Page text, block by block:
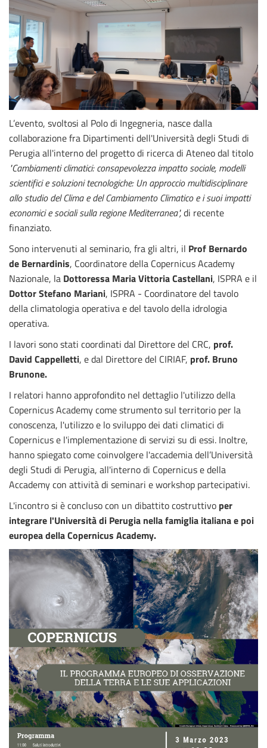
L’evento, svoltosi al Polo di Ingegneria, nasce dalla
collaborazione fra Dipartimenti dell'Università degli Studi di
Perugia all'interno del progetto di ricerca di Ateneo dal titolo
"Cambiamenti climatici: consapevolezza impatto sociale, modelli
scientifici e soluzioni tecnologiche: Un approccio multidisciplinare
allo studio del Clima e del Cambiamento Climatico e i suoi impatti
economici e sociali sulla regione Mediterranea",di recente
finanziato.
Sono intervenuti al seminario, fra gli altri, il Prof Bernardo
de Bernardinis, Coordinatore della Copernicus Academy
Nazionale, la Dottoressa Maria Vittoria Castellani, ISPRA e il
Dottor Stefano Mariani, ISPRA - Coordinatore del tavolo
della climatologia operativa e del tavolo della idrologia
operativa.
I lavori sono stati coordinati dal Direttore del CRC, prof.
David Cappelletti, e dal Direttore del CIRIAF, prof. Bruno
Brunone.
I relatori hanno approfondito nel dettaglio l'utilizzo della
Copernicus Academy come strumento sul territorio per la
conoscenza, l'utilizzo e lo sviluppo dei dati climatici di
Copernicus e l'implementazione di servizi su di essi. Inoltre,
hanno spiegato come coinvolgere l'accademia dell’Università
degli Studi di Perugia, all'interno di Copernicus e della
Accademy con attività di seminari e workshop partecipativi.
L'incontro si è concluso con un dibattito costruttivo per
integrare l'Università di Perugia nella famiglia italiana e poi
europea della Copernicus Academy.